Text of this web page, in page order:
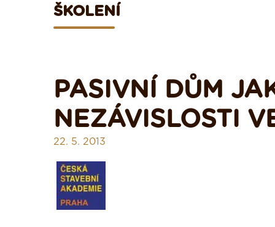
ŠKOLENÍ
PASIVNÍ DŮM
NEZÁVISLOSTI
22. 5. 2013